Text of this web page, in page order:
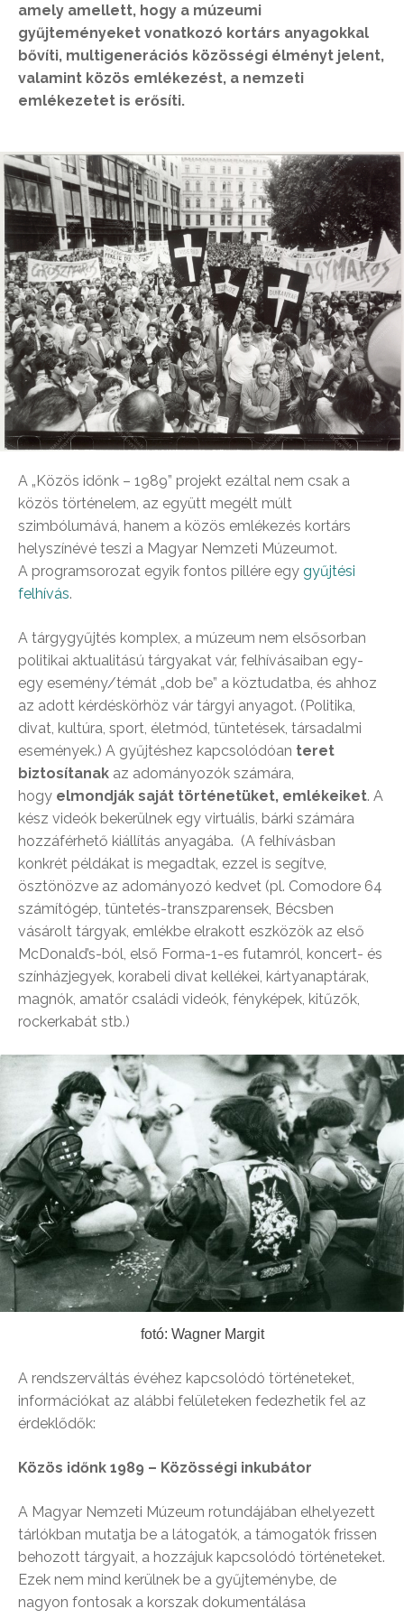
amely amellett, hogy a múzeumi
gyűjteményeket vonatkozó kortárs anyagokkal
bővíti, multigenerációs közösségi élményt jelent,
valamint közös emlékezést, a nemzeti
emlékezetet is erősíti.
A „Közös időnk – 1989” projekt ezáltal nem csak a
közös történelem, az együtt megélt múlt
szimbólumává, hanem a közös emlékezés kortárs
helyszínévé teszi a Magyar Nemzeti Múzeumot.
A programsorozat egyik fontos pillére egy gyűjtési
felhívás.
A tárgygyűjtés komplex, a múzeum nem elsősorban
politikai aktualitású tárgyakat vár, felhívásaiban egy-
egy esemény/témát „dob be” a köztudatba, és ahhoz
az adott kérdéskörhöz vár tárgyi anyagot. (Politika,
divat, kultúra, sport, életmód, tüntetések, társadalmi
események.) A gyűjtéshez kapcsolódóan teret
biztosítanak az adományozók számára,
hogy elmondják saját történetüket, emlékeiket. A
kész videók bekerülnek egy virtuális, bárki számára
hozzáférhető kiállítás anyagába. (A felhívásban
konkrét példákat is megadtak, ezzel is segítve,
ösztönözve az adományozó kedvet (pl. Comodore 64
számítógép, tüntetés-transzparensek, Bécsben
vásárolt tárgyak, emlékbe elrakott eszközök az első
McDonald’s-ból, első Forma-1-es futamról, koncert- és
színházjegyek, korabeli divat kellékei, kártyanaptárak,
magnók, amatőr családi videók, fényképek, kitűzők,
rockerkabát stb.)
fotó: Wagner Margit
A rendszerváltás évéhez kapcsolódó történeteket,
információkat az alábbi felületeken fedezhetik fel az
érdeklődők:
Közös időnk 1989 – Közösségi inkubátor
A Magyar Nemzeti Múzeum rotundájában elhelyezett
tárlókban mutatja be a látogatók, a támogatók frissen
behozott tárgyait, a hozzájuk kapcsolódó történeteket.
Ezek nem mind kerülnek be a gyűjteménybe, de
nagyon fontosak a korszak dokumentálása